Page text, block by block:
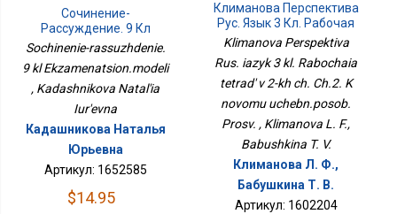
Сочинение-
Рассуждение. 9 Кл
Экзаменацион.модели
Sochinenie-rassuzhdenie.
9 kl Ekzamenatsion.modeli
, Kadashnikova Natal'ia
Iur'evna
Кадашникова Наталья
Юрьевна
Артикул: 1652585
$14.95
Климанова Перспектива
Рус. Язык 3 Кл. Рабочая
Тетрадь В 2-Х Ч. Ч.2. К
Новому Учебн.пособ.
Просв.
Klimanova Perspektiva
Rus. iazyk 3 kl. Rabochaia
tetrad' v 2-kh ch. Ch.2. K
novomu uchebn.posob.
Prosv. , Klimanova L. F.,
Babushkina T. V.
Климанова Л. Ф.,
Бабушкина Т. В.
Артикул: 1602204